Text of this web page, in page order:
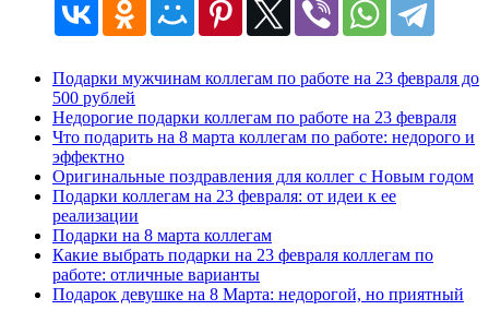
Подарки мужчинам коллегам по работе на 23 февраля до
500 рублей
Недорогие подарки коллегам по работе на 23 февраля
Что подарить на 8 марта коллегам по работе: недорого и
эффектно
Оригинальные поздравления для коллег с Новым годом
Подарки коллегам на 23 февраля: от идеи к ее
реализации
Подарки на 8 марта коллегам
Какие выбрать подарки на 23 февраля коллегам по
работе: отличные варианты
Подарок девушке на 8 Марта: недорогой, но приятный